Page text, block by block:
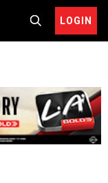
LOGIN